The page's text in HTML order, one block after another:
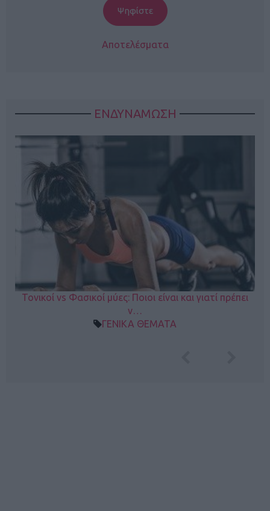
Αποτελέσματα
ΕΝΔΥΝΑΜΩΣΗ
Τονικοί vs Φασικοί μύες: Ποιοι είναι και γιατί πρέπει
ν…
ΓΕΝΙΚΑ ΘΕΜΑΤΑ